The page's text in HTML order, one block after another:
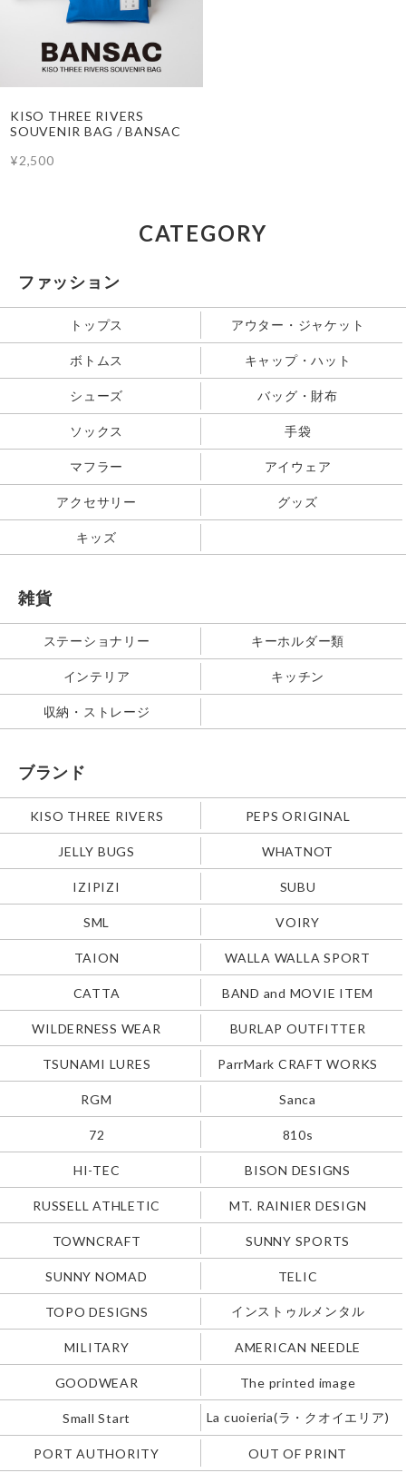
KISO THREE RIVERS
SOUVENIR BAG / BANSAC
¥2,500
CATEGORY
ファッション
トップス アウター・ジャケット
ボトムス キャップ・ハット
シューズ バッグ・財布
ソックス 手袋
マフラー アイウェア
アクセサリー グッズ
キッズ
雑貨
ステーショナリー キーホルダー類
インテリア キッチン
収納・ストレージ
ブランド
KISO THREE RIVERS PEPS ORIGINAL
JELLY BUGS WHATNOT
IZIPIZI SUBU
SML VOIRY
TAION WALLA WALLA SPORT
CATTA BAND and MOVIE ITEM
WILDERNESS WEAR BURLAP OUTFITTER
TSUNAMI LURES ParrMark CRAFT WORKS
RGM Sanca
72 810s
HI-TEC BISON DESIGNS
RUSSELL ATHLETIC MT. RAINIER DESIGN
TOWNCRAFT SUNNY SPORTS
SUNNY NOMAD TELIC
TOPO DESIGNS インストゥルメンタル
MILITARY AMERICAN NEEDLE
GOODWEAR The printed image
Small Start La cuoieria(ラ・クオイエリア)
PORT AUTHORITY OUT OF PRINT